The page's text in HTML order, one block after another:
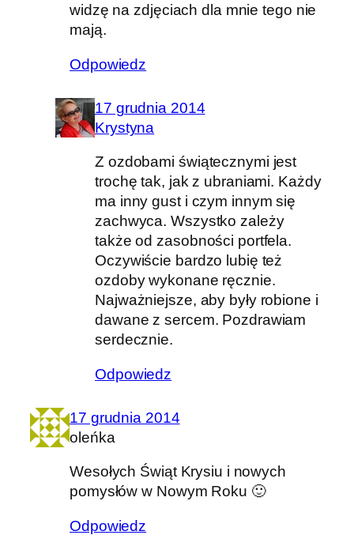
widzę na zdjęciach dla mnie tego nie
mają.
Odpowiedz
17 grudnia 2014
Krystyna
Z ozdobami świątecznymi jest
trochę tak, jak z ubraniami. Każdy
ma inny gust i czym innym się
zachwyca. Wszystko zależy
także od zasobności portfela.
Oczywiście bardzo lubię też
ozdoby wykonane ręcznie.
Najważniejsze, aby były robione i
dawane z sercem. Pozdrawiam
serdecznie.
Odpowiedz
17 grudnia 2014
oleńka
Wesołych Świąt Krysiu i nowych
pomysłów w Nowym Roku 🙂
Odpowiedz